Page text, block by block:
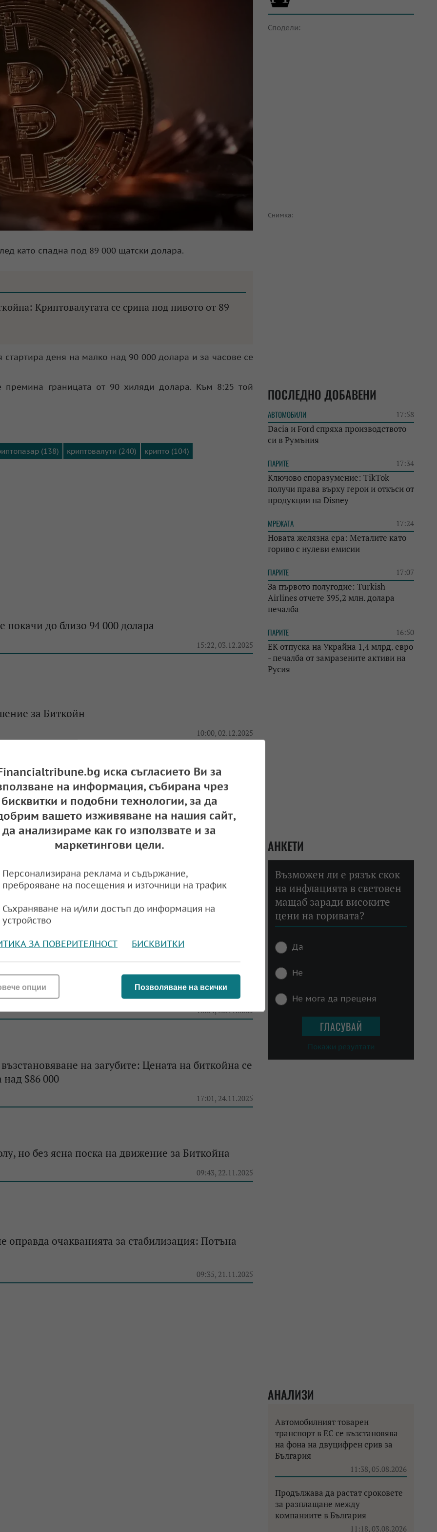
Сподели:
Снимка:
като спадна под 89 000 щатски долара.
Криптовалутата се срина под нивото от 89
деня на малко над 90 000 долара и за часове се
премина границата от 90 хиляди долара. Към 8:25 той
(138) криптовалути (240)
крипто (104)
покачи до близо 94 000 долара
15:22, 03.12.2025
за Биткойн
10:00, 02.12.2025
спад
10:39, 01.12.2025
Премина границата от 91 000 долара
14:41, 27.11.2025
за криптосектора: Само за седмица Биткойн и
9% и 11% от цената си
12:04, 26.11.2025
на загубите: Цената на биткойна се
над $86 000
17:01, 24.11.2025
но без ясна поска на движение за Биткойна
09:43, 22.11.2025
оправда очакванията за стабилизация: Потъна
09:35, 21.11.2025
ПОСЛЕДНО ДОБАВЕНИ
АВТОМОБИЛИ 17:58
Dacia и Ford спряха производството
си в Румъния
ПАРИТЕ 17:34
Ключово споразумение: TikTok
получи права върху герои и откъси от
продукции на Disney
МРЕЖАТА 17:24
Новата желязна ера: Металите като
гориво с нулеви емисии
ПАРИТЕ 17:07
За първото полугодие: Turkish
Airlines отчете 395,2 млн. долара
печалба
ПАРИТЕ 16:50
ЕК отпуска на Украйна 1,4 млрд. евро
- печалба от замразените активи на
Русия
АНКЕТИ
Възможен ли е рязък скок
на инфлацията в световен
мащаб заради високите
цени на горивата?
Да
Не
Не мога да преценя
Покажи резултати
АНАЛИЗИ
Автомобилният товарен
транспорт в ЕС се възстановява
на фона на двуцифрен срив за
България
11:38, 05.08.2026
Продължава да растат сроковете
за разплащане между
компаниите в България
11:18, 03.08.2026
иска съгласието Ви за
на информация, събирана чрез
бисквитки и подобни технологии, за да
вашето изживяване на нашия сайт,
да анализираме как го използвате и за
маркетингови цели.
Персонализирана реклама и съдържание,
преброяване на посещения и източници на трафик
Съхраняване на и/или достъп до информация на
устройство
ЗА ПОВЕРИТЕЛНОСТ БИСКВИТКИ
Позволяване на всички
опции